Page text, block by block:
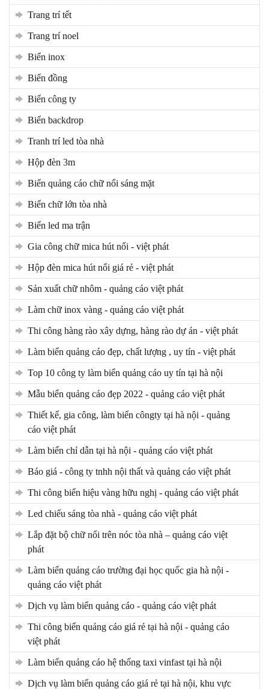
trang trí tết
trang trí noel
biển inox
biển đồng
biển công ty
biển backdrop
tranh trí led tòa nhà
hộp đèn 3m
biển quảng cáo chữ nổi sáng mặt
biển chữ lớn tòa nhà
biển led ma trận
gia công chữ mica hút nổi - việt phát
hộp đèn mica hút nổi giá rẻ - việt phát
sản xuất chữ nhôm - quảng cáo việt phát
làm chữ inox vàng - quảng cáo việt phát
thi công hàng rào xây dựng, hàng rào dự án - việt phát
làm biển quảng cáo đẹp, chất lượng , uy tín - việt phát
top 10 công ty làm biển quảng cáo uy tín tại hà nội
mẫu biển quảng cáo đẹp 2022 - quảng cáo việt phát
thiết kế, gia công, làm biển côngty tại hà nội - quảng
cáo việt phát
làm biển chỉ dẫn tại hà nội - quảng cáo việt phát
báo giá - công ty tnhh nội thất và quảng cáo việt phát
thi công biển hiệu vàng hữu nghị - quảng cáo việt phát
led chiếu sáng tòa nhà - quảng cáo việt phát
lắp đặt bộ chữ nổi trên nóc tòa nhà – quảng cáo việt
phát
làm biển quảng cáo trường đại học quốc gia hà nội -
quảng cáo việt phát
dịch vụ làm biển quảng cáo - quảng cáo việt phát
thi công biển quảng cáo giá rẻ tại hà nội - quảng cáo
việt phát
làm biển quảng cáo hệ thống taxi vinfast tại hà nội
dịch vụ làm biển quảng cáo giá rẻ tại hà nội, khu vực